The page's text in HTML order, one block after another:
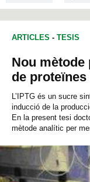
ARTICLES - TESIS
Nou
de
L’IPTG és un sucre
inducció de la
En la present tesi
mètode analític per